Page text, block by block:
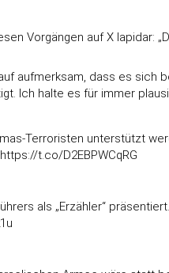
Vorgängen auf X lapidar:
aufmerksam, dass es
Ich halte es für immer
Terroristen unterstützt
https://t.co/D2EBPWCqRG
als „Erzähler“ präsentiert.